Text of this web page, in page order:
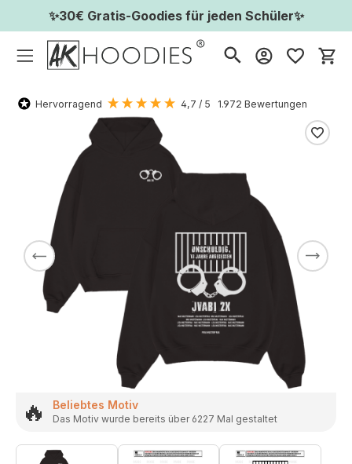
✨30€ Gratis-Goodies für jeden Schüler✨
Hervorragend 4,7 / 5 1.972 Bewertungen
🔥 Beliebtes Motiv
Das Motiv wurde bereits über 6227 Mal gestaltet